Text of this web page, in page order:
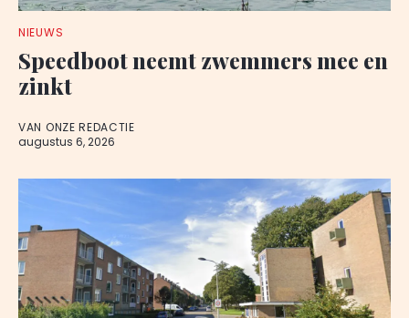
NIEUWS
Speedboot neemt zwemmers mee en
zinkt
VAN ONZE REDACTIE
augustus 6, 2026